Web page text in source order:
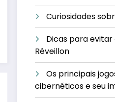
Curiosidades
Dicas para
Réveillon
Os principais
cibernéticos e seu